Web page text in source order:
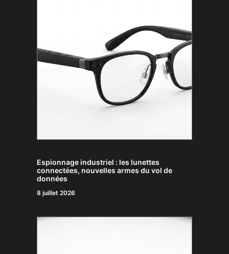
Espionnage industriel : les lunettes
connectées, nouvelles armes du vol de
données
8 juillet 2026